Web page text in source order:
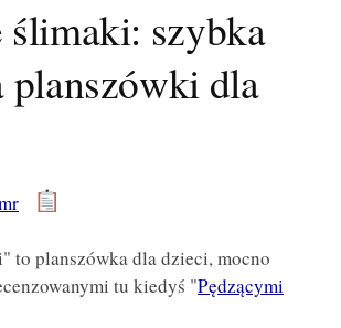
ślimaki: szybka
planszówki dla
to planszówka dla dzieci, mocno
tu kiedyś "Pędzącymi